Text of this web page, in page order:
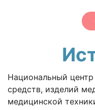
Национальный
средств, изделий
медицинской